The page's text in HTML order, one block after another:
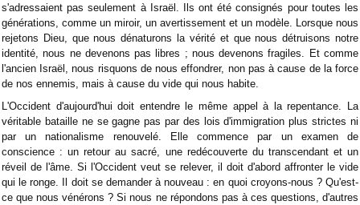
s'adressaient pas seulement à Israël. Ils ont été consignés pour toutes les
générations, comme un miroir, un avertissement et un modèle. Lorsque nous
rejetons Dieu, que nous dénaturons la vérité et que nous détruisons notre
identité, nous ne devenons pas libres ; nous devenons fragiles. Et comme
l'ancien Israël, nous risquons de nous effondrer, non pas à cause de la force
de nos ennemis, mais à cause du vide qui nous habite.
L'Occident d'aujourd'hui doit entendre le même appel à la repentance. La
véritable bataille ne se gagne pas par des lois d'immigration plus strictes ni
par un nationalisme renouvelé. Elle commence par un examen de
conscience : un retour au sacré, une redécouverte du transcendant et un
réveil de l'âme. Si l'Occident veut se relever, il doit d'abord affronter le vide
qui le ronge. Il doit se demander à nouveau : en quoi croyons-nous ? Qu'est-
ce que nous vénérons ? Si nous ne répondons pas à ces questions, d'autres